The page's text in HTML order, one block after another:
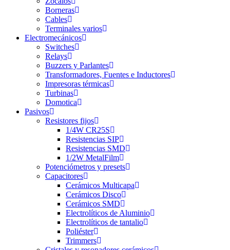
Borneras
Cables
Terminales varios
Electromecánicos
Switches
Relays
Buzzers y Parlantes
Transformadores, Fuentes e Inductores
Impresoras térmicas
Turbinas
Domotica
Pasivos
Resistores fijos
1/4W CR25S
Resistencias SIP
Resistencias SMD
1/2W MetalFilm
Potenciómetros y presets
Capacitores
Cerámicos Multicapa
Cerámicos Disco
Cerámicos SMD
Electrolíticos de Aluminio
Electrolíticos de tantalio
Poliéster
Trimmers